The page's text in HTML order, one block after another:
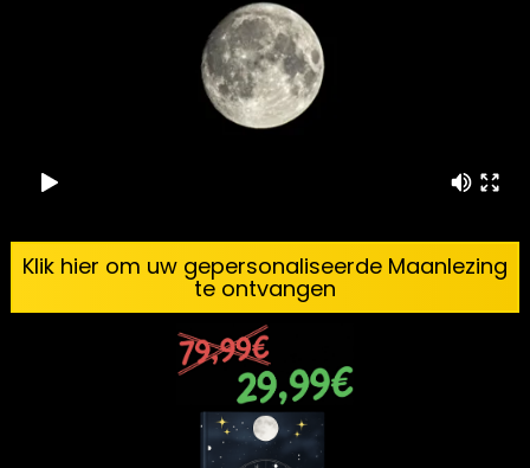
Klik hier om uw gepersonaliseerde Maanlezing
te ontvangen